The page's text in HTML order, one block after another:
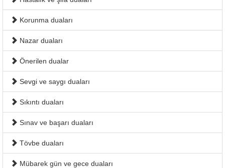
Korunma duaları
Nazar duaları
Önerilen dualar
Sevgi ve saygı duaları
Sıkıntı duaları
Sınav ve başarı duaları
Tövbe duaları
Mübarek gün ve gece duaları